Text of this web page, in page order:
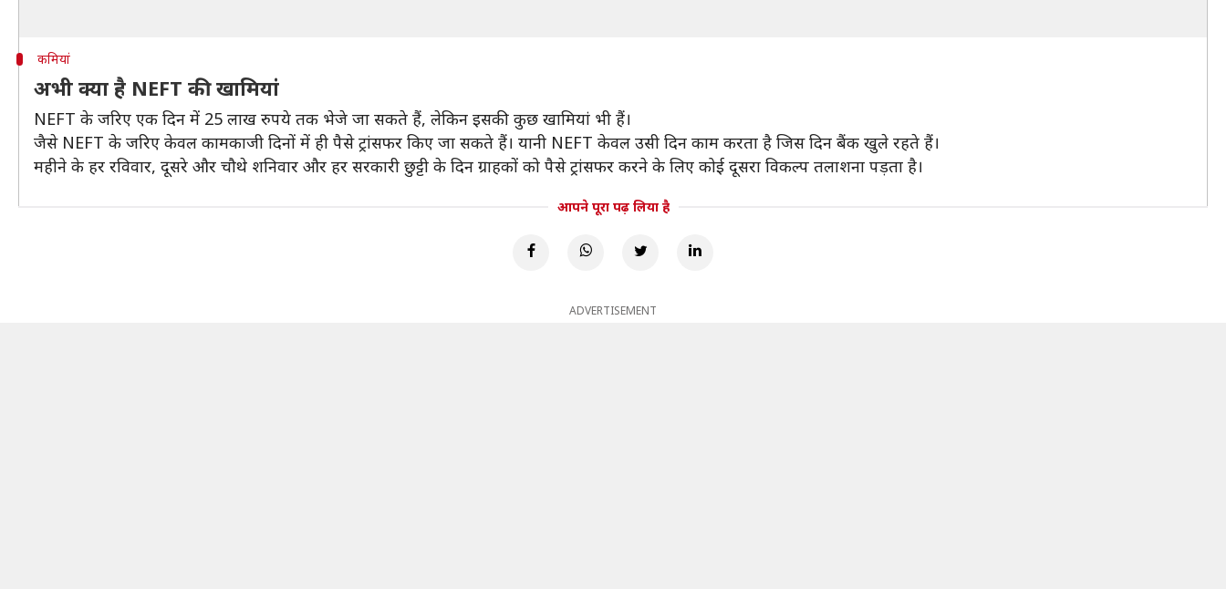
कमियां
अभी क्या है NEFT की खामियां
NEFT के जरिए एक दिन में 25 लाख रुपये तक भेजे जा सकते हैं, लेकिन इसकी कुछ खामियां भी हैं।
जैसे NEFT के जरिए केवल कामकाजी दिनों में ही पैसे ट्रांसफर किए जा सकते हैं। यानी NEFT केवल उसी दिन काम करता है जिस दिन बैंक खुले रहते हैं।
महीने के हर रविवार, दूसरे और चौथे शनिवार और हर सरकारी छुट्टी के दिन ग्राहकों को पैसे ट्रांसफर करने के लिए कोई दूसरा विकल्प तलाशना पड़ता है।
आपने पूरा पढ़ लिया है
ADVERTISEMENT